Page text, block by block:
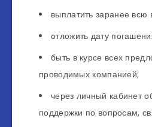
выплатить заранее всю
отложить дату
быть в курсе всех
проводимых компанией;
через личный кабинет
поддержки по вопросам,